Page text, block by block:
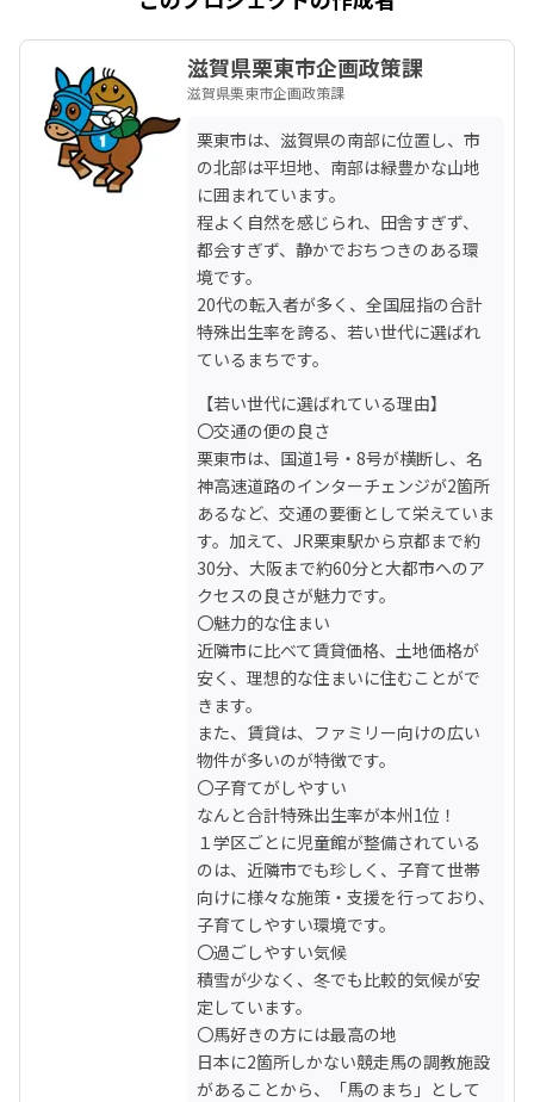
滋賀県栗東市企画政策課
滋賀県栗東市企画政策課
栗東市は、滋賀県の南部に位置し、市
の北部は平坦地、南部は緑豊かな山地
に囲まれています。
程よく自然を感じられ、田舎すぎず、
都会すぎず、静かでおちつきのある環
境です。
20代の転入者が多く、全国屈指の合計
特殊出生率を誇る、若い世代に選ばれ
ているまちです。
【若い世代に選ばれている理由】
〇交通の便の良さ
栗東市は、国道1号・8号が横断し、名
神高速道路のインターチェンジが2箇所
あるなど、交通の要衝として栄えていま
す。加えて、JR栗東駅から京都まで約
30分、大阪まで約60分と大都市へのア
クセスの良さが魅力です。
〇魅力的な住まい
近隣市に比べて賃貸価格、土地価格が
安く、理想的な住まいに住むことがで
きます。
また、賃貸は、ファミリー向けの広い
物件が多いのが特徴です。
〇子育てがしやすい
なんと合計特殊出生率が本州1位！
１学区ごとに児童館が整備されている
のは、近隣市でも珍しく、子育て世帯
向けに様々な施策・支援を行っており、
子育てしやすい環境です。
〇過ごしやすい気候
積雪が少なく、冬でも比較的気候が安
定しています。
〇馬好きの方には最高の地
日本に2箇所しかない競走馬の調教施設
があることから、「馬のまち」として